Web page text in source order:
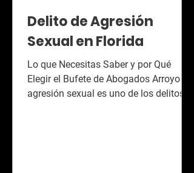
Delito de Agresión
Sexual en Florida
Lo que Necesitas Saber y por Qué
Elegir el Bufete de Abogados Arroyo La
agresión sexual es uno de los delitos